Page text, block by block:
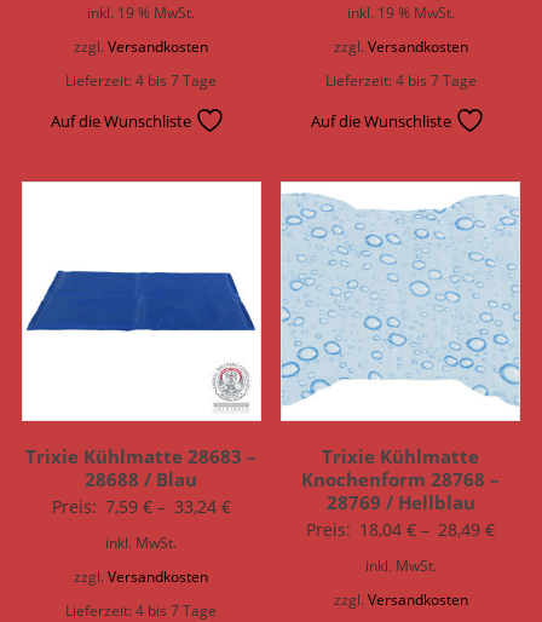
inkl. 19 % MwSt.
zzgl.Versandkosten
Lieferzeit:4 bis 7 Tage
Auf die Wunschliste
inkl. 19 % MwSt.
zzgl. Versandkosten
Lieferzeit:4 bis 7 Tage
Auf die Wunschliste
Trixie Kühlmatte 28683 –
28688 / Blau
Preis: 7,59 €– 33,24 €
inkl. MwSt.
zzgl.Versandkosten
Lieferzeit:4 bis 7 Tage
Trixie Kühlmatte
Knochenform 28768 –
28769 / Hellblau
Preis: 18,04€ – 28,49€
inkl. MwSt.
zzgl.Versandkosten